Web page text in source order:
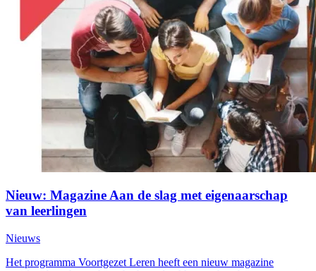
Nieuw: Magazine Aan de slag met eigenaarschap
van leerlingen
Nieuws
Het programma Voortgezet Leren heeft een nieuw magazine